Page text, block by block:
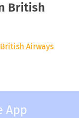
British
Airways
App